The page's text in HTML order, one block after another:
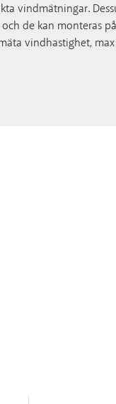
vindmätningar.
de kan monteras
vindhastighet,